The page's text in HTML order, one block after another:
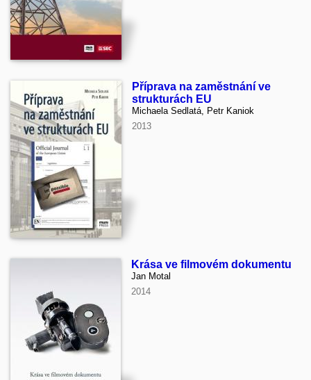
Příprava na zaměstnání ve
strukturách EU
Michaela Sedlatá, Petr Kaniok
2013
Krása ve filmovém dokumentu
Jan Motal
2014